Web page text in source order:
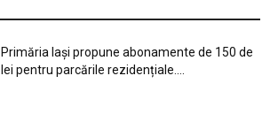
Primăria Iași propune abonamente de 150 de
lei pentru parcările rezidențiale....